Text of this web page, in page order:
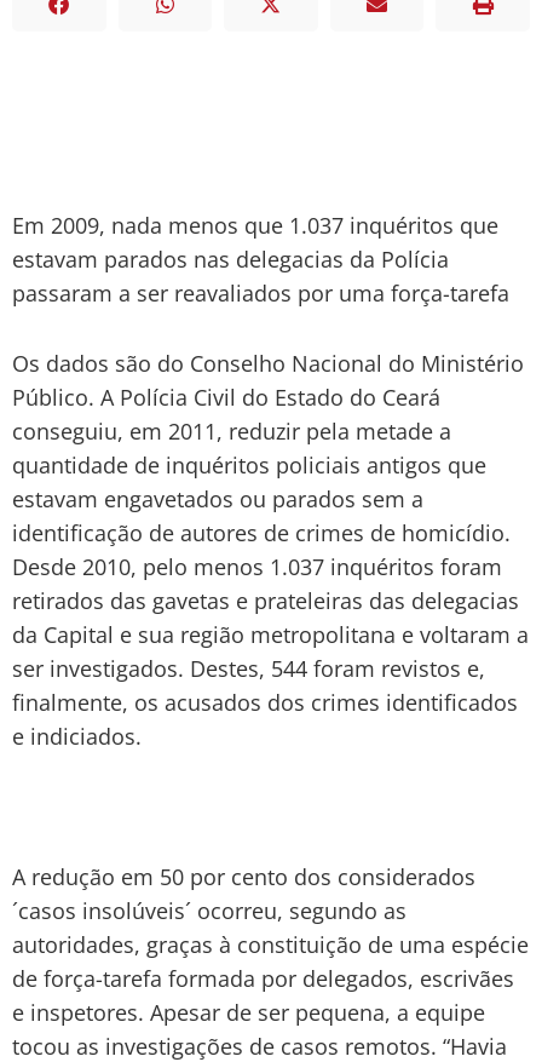
Em 2009, nada menos que 1.037 inquéritos que
estavam parados nas delegacias da Polícia
passaram a ser reavaliados por uma força-tarefa
Os dados são do Conselho Nacional do Ministério
Público. A Polícia Civil do Estado do Ceará
conseguiu, em 2011, reduzir pela metade a
quantidade de inquéritos policiais antigos que
estavam engavetados ou parados sem a
identificação de autores de crimes de homicídio.
Desde 2010, pelo menos 1.037 inquéritos foram
retirados das gavetas e prateleiras das delegacias
da Capital e sua região metropolitana e voltaram a
ser investigados. Destes, 544 foram revistos e,
finalmente, os acusados dos crimes identificados
e indiciados.
A redução em 50 por cento dos considerados
´casos insolúveis´ ocorreu, segundo as
autoridades, graças à constituição de uma espécie
de força-tarefa formada por delegados, escrivães
e inspetores. Apesar de ser pequena, a equipe
tocou as investigações de casos remotos. “Havia